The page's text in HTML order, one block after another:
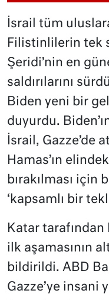
İsrail tüm
Filistinlilerin tek
Şeridi’nin en
saldırılarını
Biden yeni bir
duyurdu.
İsrail, Gazze’de
Hamas’ın
bırakılması için
‘kapsamlı bir
Katar
ilk aşamasının
bildirildi. ABD
Gazze’ye insani